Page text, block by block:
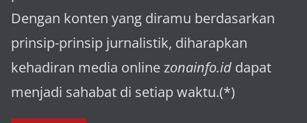
Dengan konten yang diramu berdasarkan
prinsip-prinsip jurnalistik, diharapkan
kehadiran media online zonainfo.id dapat
menjadi sahabat di setiap waktu.(*)